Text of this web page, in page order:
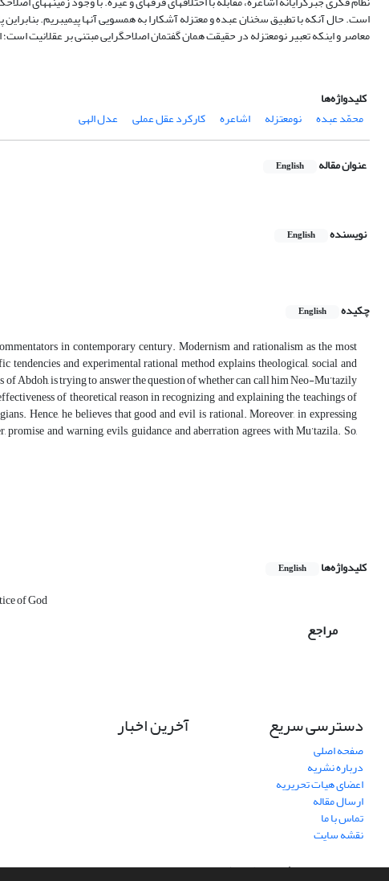
است. حال آنکه با تطبیق سخنان عبده و معتزله آشکارا به همسویی آنها پی‏می‏بریم.
معاصر و اینکه تعبیر نومعتزله در حقیقت همان گفتمان اصلاح‏گرایی مبتنی بر عقلانیت
کلیدواژه‌ها
محمّد عبده
نومعتزله اشاعره کارکرد عقل عملی عدل الهی
عنوان مقاله English
نویسنده English
چکیده
English
in contemporary century. Modernism and rationalism as the most
and experimental rational method explains theological, social and
of Abdoh, is trying to answer the question of whether can call him Neo-Mu’tazily
of theoretical reason in recognizing and explaining the teachings of
Hence, he believes that good and evil is rational. Moreover, in expressing
and warning, evils, guidance and aberration agrees with Mu’tazila. So,
کلیدواژه‌ها English
of God
مراجع
دسترسی سریع
صفحه اصلی
درباره نشریه
اعضای هیات تحریریه
ارسال مقاله
تماس با ما
نقشه سایت
آخرین اخبار
سامانه مدیریت نشریات علمی.طراحی و پیاده سازی ازسیناوب